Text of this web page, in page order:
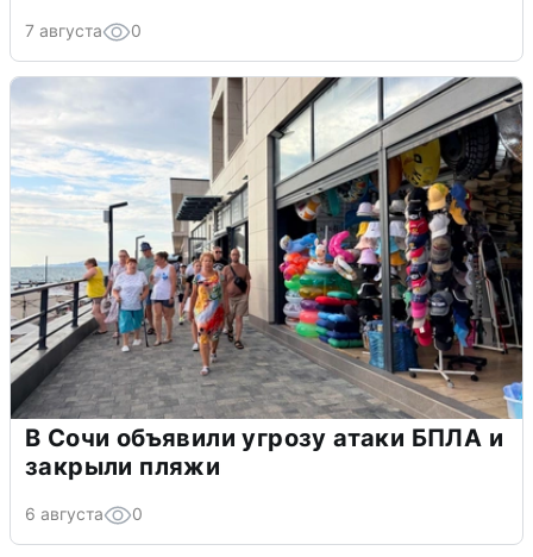
7 августа 0
В Сочи объявили угрозу атаки БПЛА и
закрыли пляжи
6 августа 0